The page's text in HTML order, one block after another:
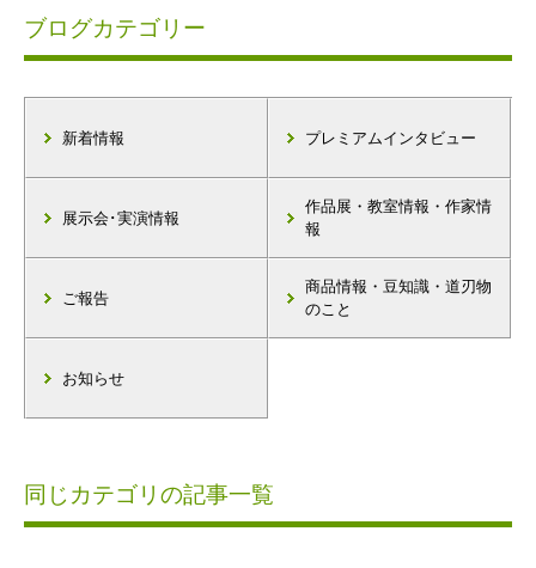
ブログカテゴリー
新着情報 プレミアムインタビュー
展示会･実演情報
作品展・教室情報・作家情
報
ご報告
商品情報・豆知識・道刃物
のこと
お知らせ
同じカテゴリの記事一覧